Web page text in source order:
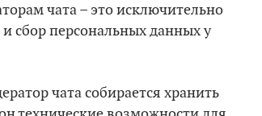
чата – это исключительно
сбор персональных данных у
чата собирается хранить